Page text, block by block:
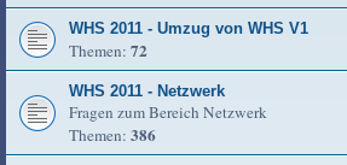
WHS 2011 - Umzug von WHS V1
Themen: 72
WHS 2011 - Netzwerk
Fragen zum Bereich Netzwerk
Themen: 386